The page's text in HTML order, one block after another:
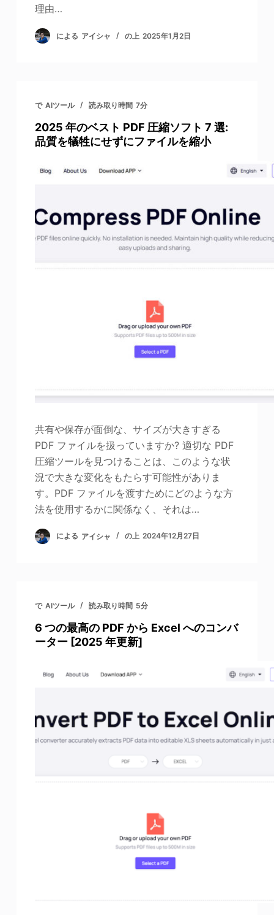
理由…
による アイシャ の上 2025年1月2日
で AIツール 読み取り時間 7分
2025 年のベスト PDF 圧縮ソフト 7 選:
品質を犠牲にせずにファイルを縮小
共有や保存が面倒な、サイズが大きすぎる
PDF ファイルを扱っていますか? 適切な PDF
圧縮ツールを見つけることは、このような状
況で大きな変化をもたらす可能性がありま
す。PDF ファイルを渡すためにどのような方
法を使用するかに関係なく、それは…
による アイシャ の上 2024年12月27日
で AIツール 読み取り時間 5分
6 つの最高の PDF から Excel へのコンバ
ーター [2025 年更新]